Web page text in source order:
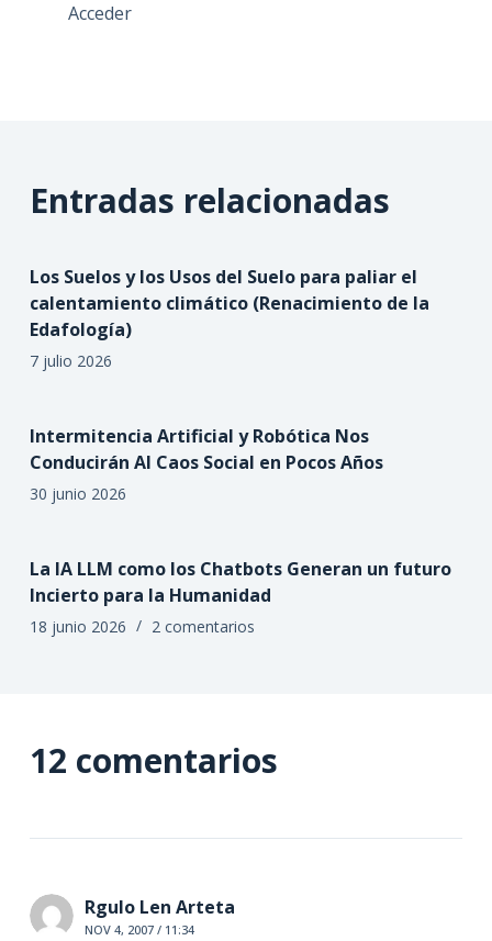
Acceder
Entradas relacionadas
Los Suelos y los Usos del Suelo para paliar el
calentamiento climático (Renacimiento de la
Edafología)
7 julio 2026
Intermitencia Artificial y Robótica Nos
Conducirán Al Caos Social en Pocos Años
30 junio 2026
La IA LLM como los Chatbots Generan un futuro
Incierto para la Humanidad
18 junio 2026 2 comentarios
12 comentarios
Rgulo Len Arteta
NOV 4, 2007 / 11:34